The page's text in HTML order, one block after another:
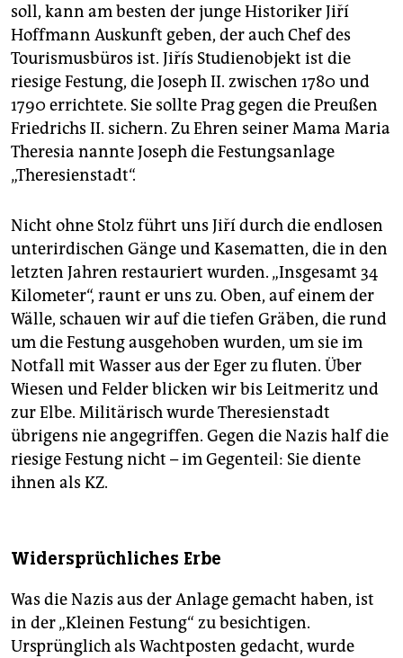
soll, kann am besten der junge Historiker Jiří
Hoffmann Auskunft geben, der auch Chef des
Tourismusbüros ist. Jiřís Studienobjekt ist die
riesige Festung, die Joseph II. zwischen 1780 und
1790 errichtete. Sie sollte Prag gegen die Preußen
Friedrichs II. sichern. Zu Ehren seiner Mama Maria
Theresia nannte Joseph die Festungsanlage
„Theresienstadt“.
Nicht ohne Stolz führt uns Jiří durch die endlosen
unterirdischen Gänge und Kasematten, die in den
letzten Jahren restauriert wurden. „Insgesamt 34
Kilometer“, raunt er uns zu. Oben, auf einem der
Wälle, schauen wir auf die tiefen Gräben, die rund
um die Festung ausgehoben wurden, um sie im
Notfall mit Wasser aus der Eger zu fluten. Über
Wiesen und Felder blicken wir bis Leitmeritz und
zur Elbe. Militärisch wurde There­sienstadt
übrigens nie angegriffen. Gegen die Nazis half die
riesige Festung nicht – im Gegenteil: Sie diente
ihnen als KZ.
Widersprüchliches Erbe
Was die Nazis aus der Anlage gemacht haben, ist
in der „Kleinen Festung“ zu besichtigen.
Ursprünglich als Wachtposten gedacht, wurde